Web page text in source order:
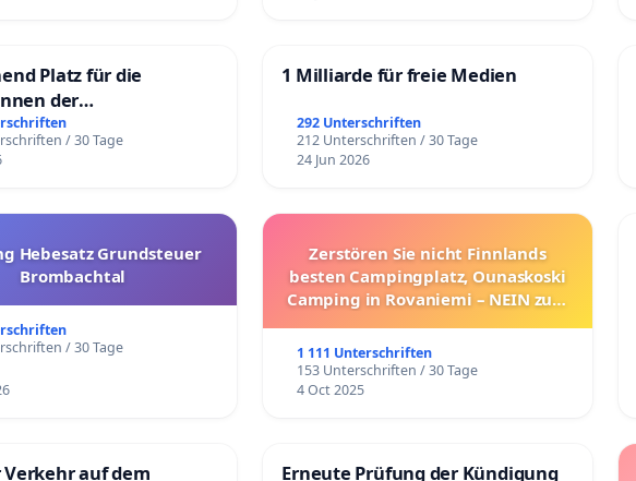
Platz für die
der
/ 30 Tage
1 Milliarde für freie Medien
292 Unterschriften
212 Unterschriften / 30 Tage
24 Jun 2026
Hebesatz Grundsteuer
Brombachtal
/ 30 Tage
Zerstören Sie nicht Finnlands
besten Campingplatz, Ounaskoski
Camping in Rovaniemi – NEIN zum
1 111 Unterschriften
153 Unterschriften / 30 Tage
4 Oct 2025
auf dem Erneute Prüfung der Kündigung